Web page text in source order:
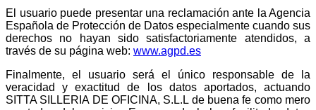
El usuario puede presentar una reclamación ante la Agencia
Española de Protección de Datos especialmente cuando sus
derechos no hayan sido satisfactoriamente atendidos, a
través de su página web: www.agpd.es
Finalmente, el usuario será el único responsable de la
veracidad y exactitud de los datos aportados, actuando
SITTA SILLERIA DE OFICINA, S.L.L de buena fe como mero